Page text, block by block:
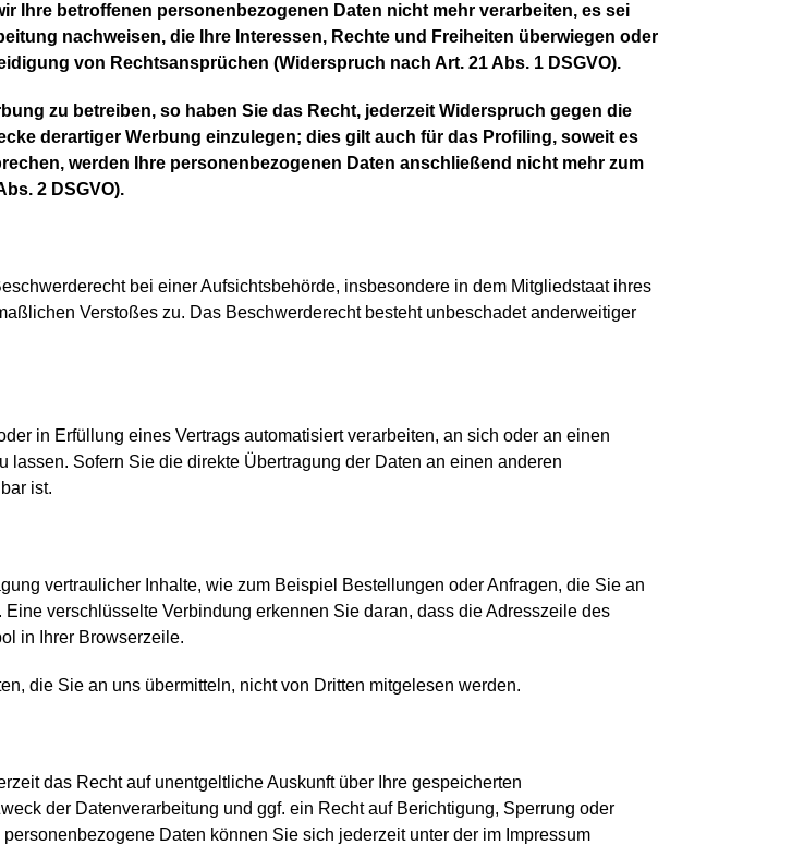
Ihre betroffenen personenbezogenen Daten nicht mehr verarbeiten, es sei
nachweisen, die Ihre Interessen, Rechte und Freiheiten überwiegen oder
von Rechtsansprüchen (Widerspruch nach Art. 21 Abs. 1 DSGVO).
zu betreiben, so haben Sie das Recht, jederzeit Widerspruch gegen die
derartiger Werbung einzulegen; dies gilt auch für das Profiling, soweit es
werden Ihre personenbezogenen Daten anschließend nicht mehr zum
2 DSGVO).
bei einer Aufsichtsbehörde, insbesondere in dem Mitgliedstaat ihres
Verstoßes zu. Das Beschwerderecht besteht unbeschadet anderweitiger
in Erfüllung eines Vertrags automatisiert verarbeiten, an sich oder an einen
Sofern Sie die direkte Übertragung der Daten an einen anderen
ist.
vertraulicher Inhalte, wie zum Beispiel Bestellungen oder Anfragen, die Sie an
verschlüsselte Verbindung erkennen Sie daran, dass die Adresszeile des
in Ihrer Browserzeile.
die Sie an uns übermitteln, nicht von Dritten mitgelesen werden.
das Recht auf unentgeltliche Auskunft über Ihre gespeicherten
der Datenverarbeitung und ggf. ein Recht auf Berichtigung, Sperrung oder
Daten können Sie sich jederzeit unter der im Impressum